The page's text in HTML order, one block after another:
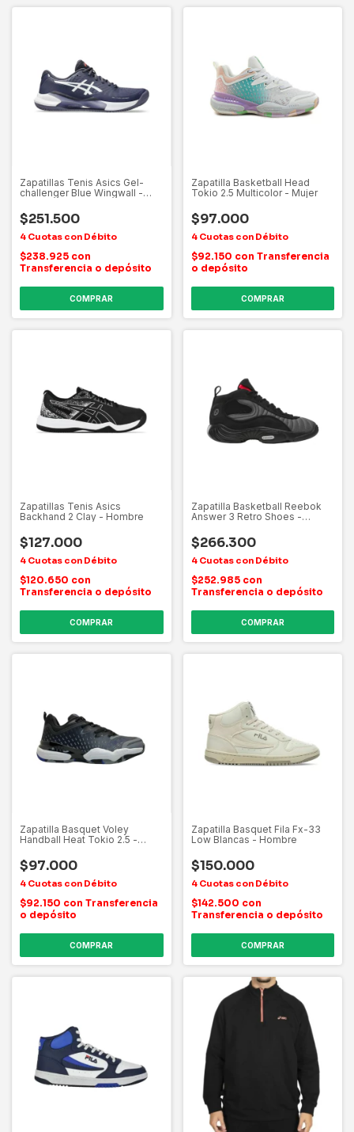
Zapatillas Tenis Asics Gel-
challenger Blue Wingwall -
$251.500
$238.925 con
Transferencia o depósito
COMPRAR
Zapatilla Basketball Head
Tokio 2.5 Multicolor - Mujer
$97.000
$92.150 con Transferencia
o depósito
COMPRAR
Zapatillas Tenis Asics
Backhand 2 Clay - Hombre
$127.000
$120.650 con
Transferencia o depósito
COMPRAR
Zapatilla Basketball Reebok
Answer 3 Retro Shoes -
$266.300
$252.985 con
Transferencia o depósito
COMPRAR
Zapatilla Basquet Voley
Handball Heat Tokio 2.5 -
$97.000
$92.150 con Transferencia
o depósito
COMPRAR
Zapatilla Basquet Fila Fx-33
Low Blancas - Hombre
$150.000
$142.500 con
Transferencia o depósito
COMPRAR